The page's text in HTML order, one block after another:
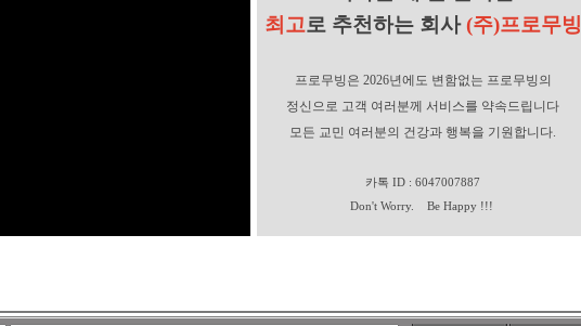
최고로 추천하는 회사(주)프로무빙
프로무빙은 2026년에도 변함없는 프로무빙의
정신으로 고객 여러분께 서비스를 약속드립니다
모든 교민 여러분의 건강과 행복을 기원합니다.
카톡 ID : 6047007887
Don't Worry. Be Happy !!!